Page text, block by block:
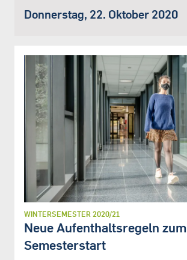
Donnerstag, 22. Oktober 2020
WINTERSEMESTER 2020/21
Neue Aufenthaltsregeln zum
Semesterstart